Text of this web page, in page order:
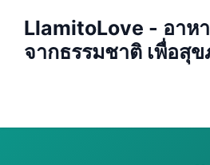
content
LlamitoLove - อาหา
จากธรรมชาติ เพื่อสุ